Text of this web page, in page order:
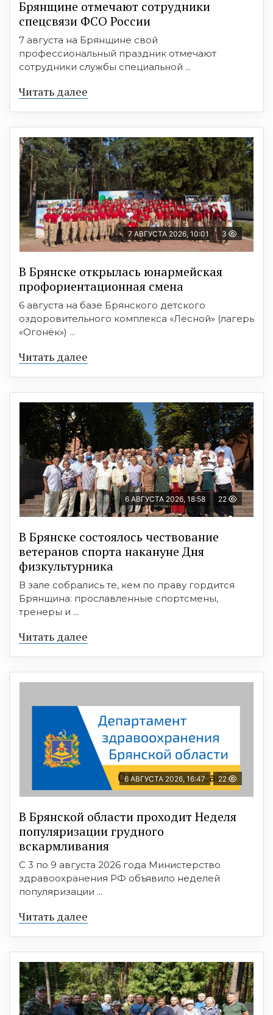
Брянщине отмечают сотрудники
спецсвязи ФСО России
7 августа на Брянщине свой
профессиональный праздник отмечают
сотрудники службы специальной ...
Читать далее
7 АВГУСТА 2026, 10:01 3
В Брянске открылась юнармейская
профориентационная смена
6 августа на базе Брянского детского
оздоровительного комплекса «Лесной» (лагерь
«Огонёк») ...
Читать далее
6 АВГУСТА 2026, 18:58 22
В Брянске состоялось чествование
ветеранов спорта накануне Дня
физкультурника
В зале собрались те, кем по праву гордится
Брянщина: прославленные спортсмены,
тренеры и ...
Читать далее
6 АВГУСТА 2026, 16:47 22
В Брянской области проходит Неделя
популяризации грудного
вскармливания
С 3 по 9 августа 2026 года Министерство
здравоохранения РФ объявило неделей
популяризации ...
Читать далее